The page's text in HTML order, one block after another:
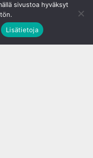
sivustoa hyväksyt
Lisätietoja